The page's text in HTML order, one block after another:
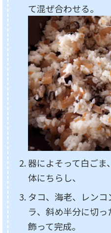
て混ぜ合わせる。
器によそって白ごま
体にちらし、
タコ、海老、レン
ラ、斜め半分に切っ
飾って完成。